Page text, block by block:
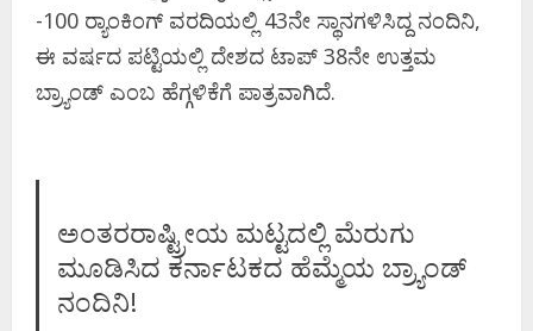
-100 ರ‍್ಯಾಂಕಿಂಗ್​ ವರದಿಯಲ್ಲಿ 43ನೇ ಸ್ಥಾನಗಳಿಸಿದ್ದ ನಂದಿನಿ,
ಈ ವರ್ಷದ​​ ಪಟ್ಟಿಯಲ್ಲಿ ದೇಶದ ಟಾಪ್​ 38ನೇ ಉತ್ತಮ
ಬ್ರ್ಯಾಂಡ್ ಎಂಬ​ ಹೆಗ್ಗಳಿಕೆಗೆ ಪಾತ್ರವಾಗಿದೆ.
ಅಂತರರಾಷ್ಟ್ರೀಯ ಮಟ್ಟದಲ್ಲಿ ಮೆರುಗು
ಮೂಡಿಸಿದ ಕರ್ನಾಟಕದ ಹೆಮ್ಮೆಯ ಬ್ರ್ಯಾಂಡ್‌
ನಂದಿನಿ!